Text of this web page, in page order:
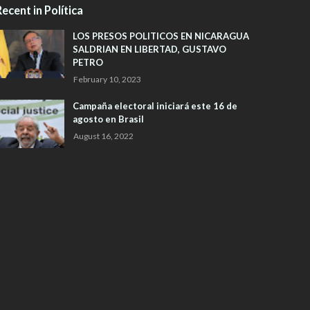
in Política
LOS PRESOS POLITICOS EN NICARAGUA
SALDRIAN EN LIBERTAD, GUSTAVO
PETRO
February 10, 2023
Campaña electoral iniciará este 16 de
agosto en Brasil
August 16, 2022